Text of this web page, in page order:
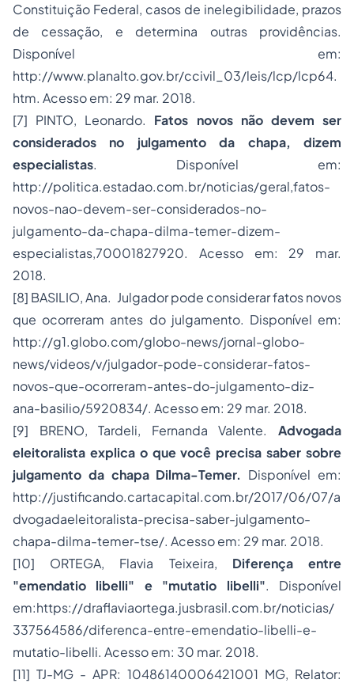
Constituição Federal, casos de inelegibilidade, prazos
de cessação, e determina outras providências.
Disponível em:
http://www.planalto.gov.br/ccivil_03/leis/lcp/lcp64.
htm. Acesso em: 29 mar. 2018.
[7] PINTO, Leonardo. Fatos novos não devem ser
considerados no julgamento da chapa, dizem
especialistas. Disponível em:
http://politica.estadao.com.br/noticias/geral,fatos-
novos-nao-devem-ser-considerados-no-
julgamento-da-chapa-dilma-temer-dizem-
especialistas,70001827920. Acesso em: 29 mar.
2018.
[8] BASILIO, Ana. Julgador pode considerar fatos novos
que ocorreram antes do julgamento. Disponível em:
http://g1.globo.com/globo-news/jornal-globo-
news/videos/v/julgador-pode-considerar-fatos-
novos-que-ocorreram-antes-do-julgamento-diz-
ana-basilio/5920834/. Acesso em: 29 mar. 2018.
[9] BRENO, Tardeli, Fernanda Valente. Advogada
eleitoralista explica o que você precisa saber sobre
julgamento da chapa Dilma-Temer. Disponível em:
http://justificando.cartacapital.com.br/2017/06/07/a
dvogadaeleitoralista-precisa-saber-julgamento-
chapa-dilma-temer-tse/. Acesso em: 29 mar. 2018.
[10] ORTEGA, Flavia Teixeira, Diferença entre
"emendatio libelli" e "mutatio libelli". Disponível
em:https://draflaviaortega.jusbrasil.com.br/noticias/
337564586/diferenca-entre-emendatio-libelli-e-
mutatio-libelli. Acesso em: 30 mar. 2018.
[11] TJ-MG - APR: 10486140006421001 MG, Relator: